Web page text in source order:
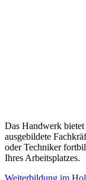
Das Handwerk
ausgebildete
oder Techniker
Ihres Arbeitsplatzes.
Weiterbildung im